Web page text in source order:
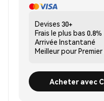
Devises 30+
Frais le plus bas 0.8%
Arrivée Instantané
Meilleur pour
Acheter avec